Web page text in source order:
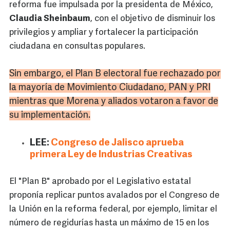
reforma fue impulsada por la presidenta de México,
Claudia Sheinbaum, con el objetivo de disminuir los
privilegios y ampliar y fortalecer la participación
ciudadana en consultas populares.
Sin embargo, el Plan B electoral fue rechazado por
la mayoría de Movimiento Ciudadano, PAN y PRI
mientras que Morena y aliados votaron a favor de
su implementación.
LEE: Congreso de Jalisco aprueba
primera Ley de Industrias Creativas
El "Plan B" aprobado por el Legislativo estatal
proponía replicar puntos avalados por el Congreso de
la Unión en la reforma federal, por ejemplo, limitar el
número de regidurías hasta un máximo de 15 en los